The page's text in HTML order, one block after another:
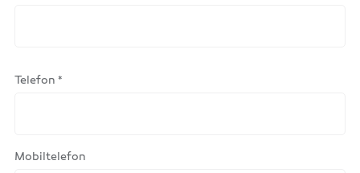
Telefon *
Mobiltelefon